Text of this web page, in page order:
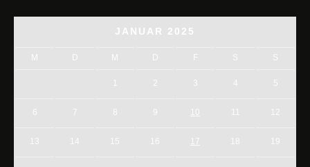
JANUAR 2025
M D M D F S S
1 2 3 5
6 7 8 9 10 11 12
13 14 15 16 17 18 19